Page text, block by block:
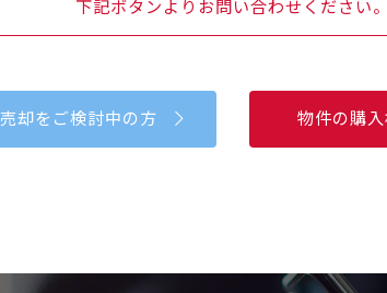
下記ボタンよりお問い合わせください。
売却をご検討中の方 物件の購